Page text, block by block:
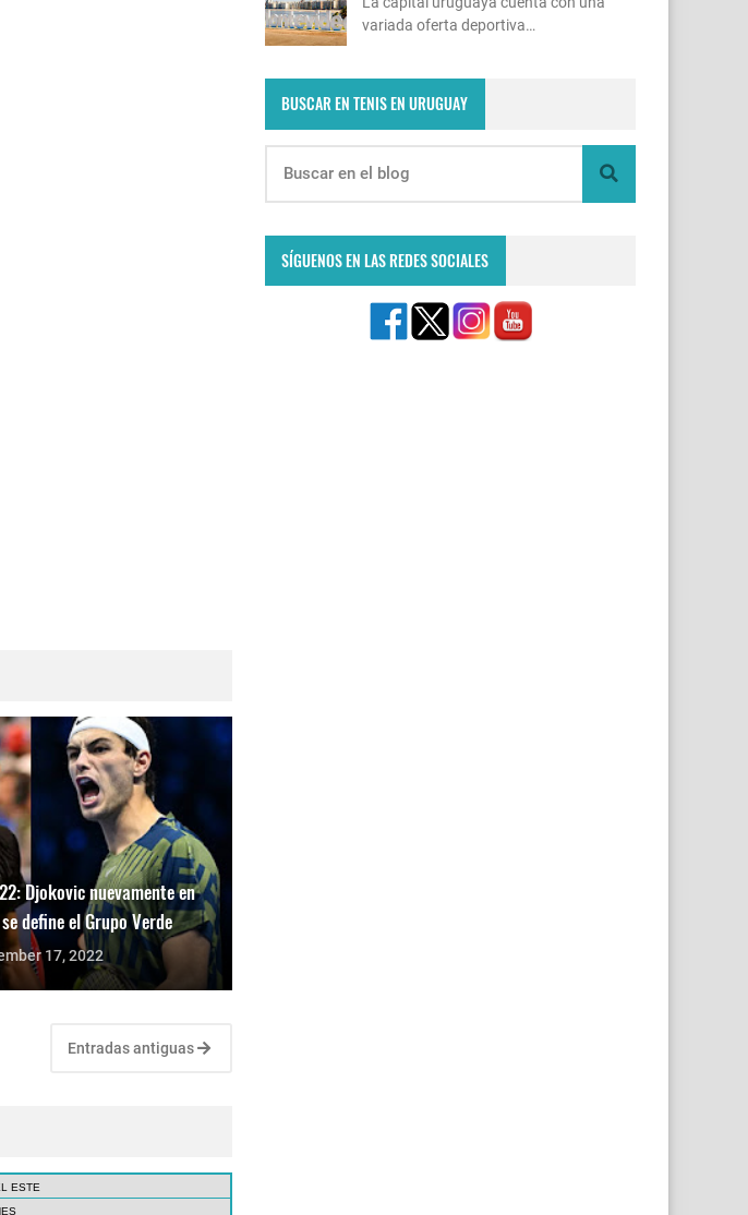
Djokovic nuevamente en
define el Grupo Verde
17, 2022
Entradas antiguas
ESTE
variada oferta deportiva…
BUSCAR EN TENIS EN URUGUAY
SÍGUENOS EN LAS REDES SOCIALES